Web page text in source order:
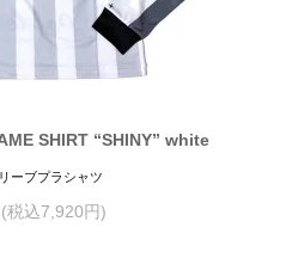
SHIRT “SHINY” white
ーブプラシャツ
税込7,920円)